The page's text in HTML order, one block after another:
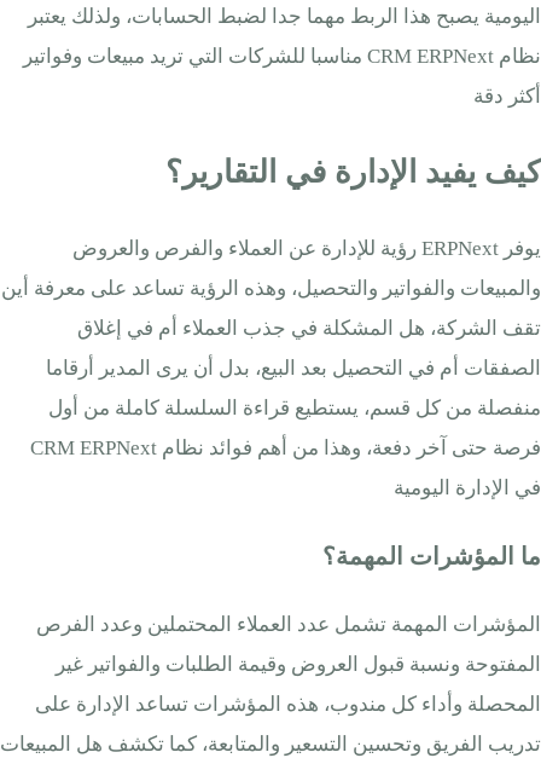
اليومية يصبح هذا الربط مهما جدا لضبط الحسابات، ولذلك يعتبر
نظام CRM ERPNext مناسبا للشركات التي تريد مبيعات وفواتير
أكثر دقة
كيف يفيد الإدارة في التقارير؟
يوفر ERPNext رؤية للإدارة عن العملاء والفرص والعروض
والمبيعات والفواتير والتحصيل، وهذه الرؤية تساعد على معرفة أين
تقف الشركة، هل المشكلة في جذب العملاء أم في إغلاق
الصفقات أم في التحصيل بعد البيع، بدل أن يرى المدير أرقاما
منفصلة من كل قسم، يستطيع قراءة السلسلة كاملة من أول
فرصة حتى آخر دفعة، وهذا من أهم فوائد نظام CRM ERPNext
في الإدارة اليومية
ما المؤشرات المهمة؟
المؤشرات المهمة تشمل عدد العملاء المحتملين وعدد الفرص
المفتوحة ونسبة قبول العروض وقيمة الطلبات والفواتير غير
المحصلة وأداء كل مندوب، هذه المؤشرات تساعد الإدارة على
تدريب الفريق وتحسين التسعير والمتابعة، كما تكشف هل المبيعات